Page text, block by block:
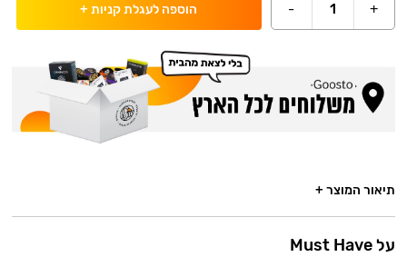
+
1
- הוספה לעגלת קניות +
תיאור המוצר +
על Must Have